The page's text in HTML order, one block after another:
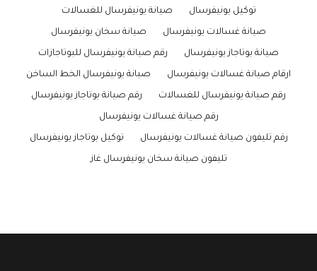
توكيل يونيفرسال صيانة يونيفرسال للغسالات
صيانة غسالات يونيفرسال صيانة سخان يونيفرسال
صيانة بوتاجاز يونيفرسال رقم صيانة يونيفرسال للبوتاجازات
ارقام صيانة غسالات يونيفرسال صيانة يونيفرسال الخط الساخن
رقم صيانة يونيفرسال للغسالات رقم صيانة بوتاجاز يونيفرسال
رقم صيانة غسالات يونيفرسال
رقم تليفون صيانة غسالات يونيفرسال توكيل بوتاجاز يونيفرسال
تليفون صيانة سخان يونيفرسال غاز